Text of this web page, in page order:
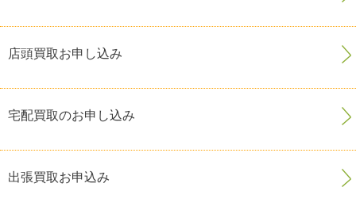
店頭買取お申し込み
宅配買取のお申し込み
出張買取お申込み